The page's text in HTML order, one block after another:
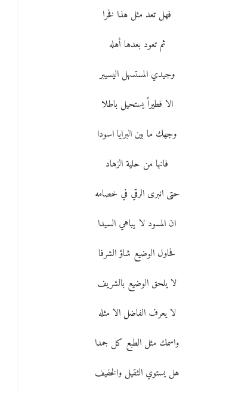
فهل تعد مثل هذا فخرا
ثم تعود بعدها أهله
وجيدي المستسهل اليسيبر
الا فطيراً يستحيل باطلا
وجهك ما بين البرايا اسودا
فانها من حلية الزهاد
حتى انبرى الرقي في خصامه
ان المسود لا يباهي السيدا
فحاول الوضيع شاؤ الشرفا
لا يلحق الوضيع بالشريف
لا يعرف الفاضل الا مثله
واسمك مثل الطبع كل جمدا
هل يستوي الثقيل والخفيف